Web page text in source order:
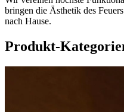
bringen die Ästhetik des
nach Hause.
Produkt-